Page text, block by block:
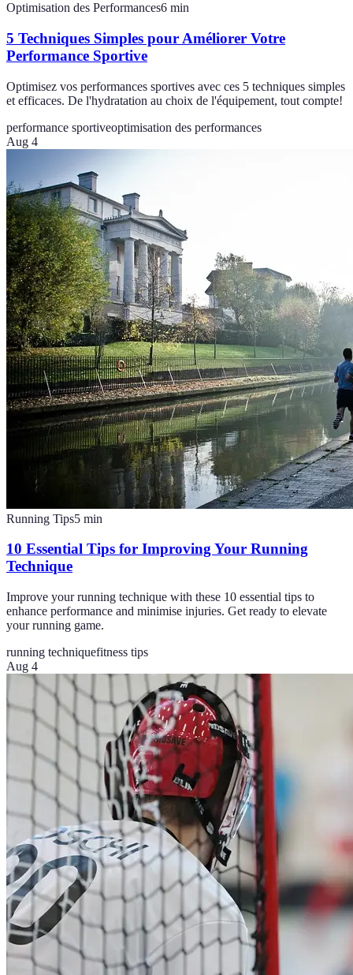
Optimisation des Performances6 min
5 Techniques Simples pour Améliorer Votre
Performance Sportive
Optimisez vos performances sportives avec ces 5 techniques simples
et efficaces. De l'hydratation au choix de l'équipement, tout compte!
performance sportiveoptimisation des performances
Aug 4
Running Tips5 min
10 Essential Tips for Improving Your Running
Technique
Improve your running technique with these 10 essential tips to
enhance performance and minimise injuries. Get ready to elevate
your running game.
running techniquefitness tips
Aug 4